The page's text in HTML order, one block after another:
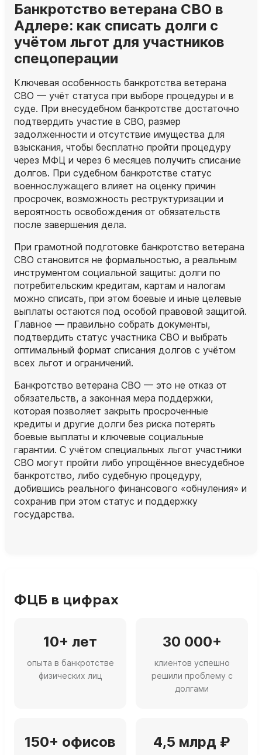
Банкротство ветерана СВО в
Адлере: как списать долги с
учётом льгот для участников
спецоперации
Ключевая особенность банкротства ветерана
СВО — учёт статуса при выборе процедуры и в
суде. При внесудебном банкротстве достаточно
подтвердить участие в СВО, размер
задолженности и отсутствие имущества для
взыскания, чтобы бесплатно пройти процедуру
через МФЦ и через 6 месяцев получить списание
долгов. При судебном банкротстве статус
военнослужащего влияет на оценку причин
просрочек, возможность реструктуризации и
вероятность освобождения от обязательств
после завершения дела.
При грамотной подготовке банкротство ветерана
СВО становится не формальностью, а реальным
инструментом социальной защиты: долги по
потребительским кредитам, картам и налогам
можно списать, при этом боевые и иные целевые
выплаты остаются под особой правовой защитой.
Главное — правильно собрать документы,
подтвердить статус участника СВО и выбрать
оптимальный формат списания долгов с учётом
всех льгот и ограничений.
Банкротство ветерана СВО — это не отказ от
обязательств, а законная мера поддержки,
которая позволяет закрыть просроченные
кредиты и другие долги без риска потерять
боевые выплаты и ключевые социальные
гарантии. С учётом специальных льгот участники
СВО могут пройти либо упрощённое внесудебное
банкротство, либо судебную процедуру,
добившись реального финансового «обнуления» и
сохранив при этом статус и поддержку
государства.
ФЦБ в цифрах
10+ лет
опыта в банкротстве
физических лиц
30 000+
клиентов успешно
решили проблему с
долгами
150+ офисов 4,5 млрд ₽